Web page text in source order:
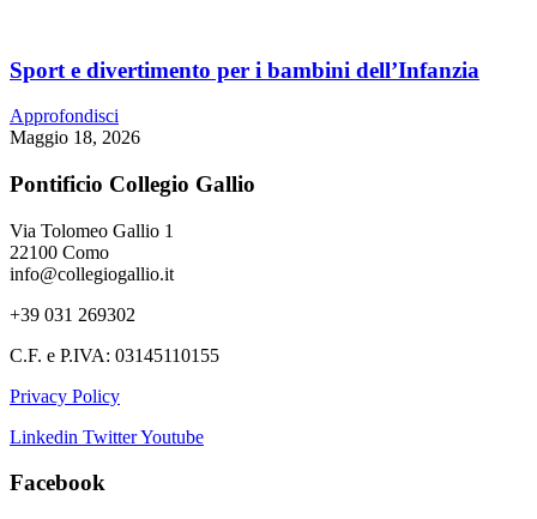
Sport e divertimento per i bambini dell’Infanzia
Approfondisci
Maggio 18, 2026
Pontificio Collegio Gallio
Via Tolomeo Gallio 1
22100 Como
info@collegiogallio.it
+39 031 269302
C.F. e P.IVA: 03145110155
Privacy Policy
Linkedin TwitterYoutube
Facebook